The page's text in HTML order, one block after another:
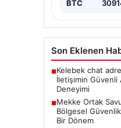
BTC
Son Eklenen
■Kelebek chat
İletişimin Güvenli
Deneyimi
■Mekke Ortak
Bölgesel
Bir Dönem